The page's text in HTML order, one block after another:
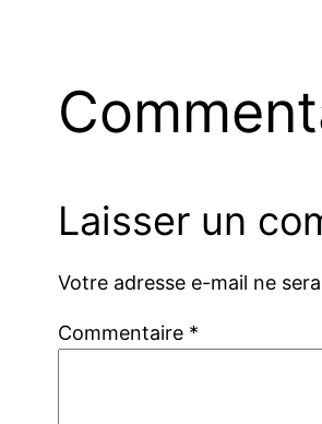
Laisser un
Votre adresse e-mail ne
Commentaire *